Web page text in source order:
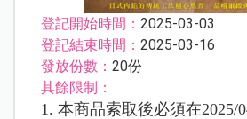
登記開始時間： 2025-03-03
登記結束時間： 2025-03-16
發放份數： 20份
其餘限制：
1. 本商品索取後必須在2025/